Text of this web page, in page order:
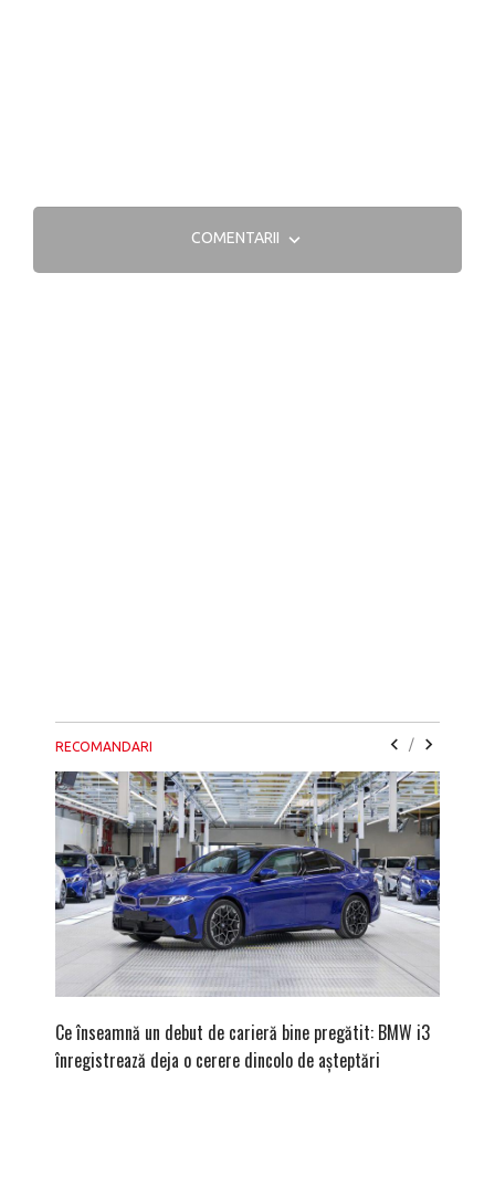
COMENTARII
RECOMANDARI /
Ce înseamnă un debut de carieră bine pregătit: BMW i3
înregistrează deja o cerere dincolo de așteptări